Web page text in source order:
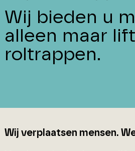
Wij bieden u
alleen maar
roltrappen.
Wij verplaatsen mensen.